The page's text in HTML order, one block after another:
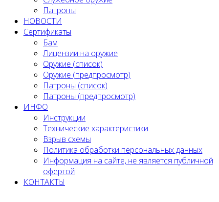
Патроны
НОВОСТИ
Сертификаты
Бам
Лицензии на оружие
Оружие (список)
Оружие (предпросмотр)
Патроны (список)
Патроны (предпросмотр)
ИНФО
Инструкции
Технические характеристики
Взрыв схемы
Политика обработки персональных данных
Информация на сайте, не является публичной
офертой
КОНТАКТЫ